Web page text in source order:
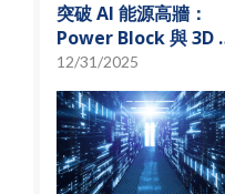
突破 AI 能源高牆：
Power Block 與 3D
小化解決方案
12/31/2025